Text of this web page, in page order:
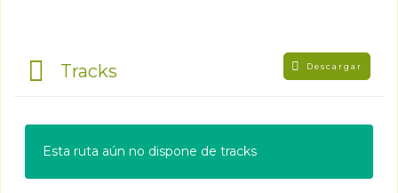
Tracks Descargar
Esta ruta aún no dispone de tracks